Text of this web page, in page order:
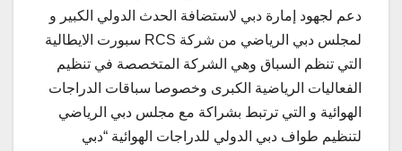
دعم لجهود إمارة دبي لاستضافة الحدث الدولي الكبير و
لمجلس دبي الرياضي من شركة RCS سبورت الايطالية
التي تنظم السباق وهي الشركة المتخصصة في تنظيم
الفعاليات الرياضية الكبرى وخصوصا سباقات الدراجات
الهوائية و التي ترتبط بشراكة مع مجلس دبي الرياضي
لتنظيم طواف دبي الدولي للدراجات الهوائية “دبي